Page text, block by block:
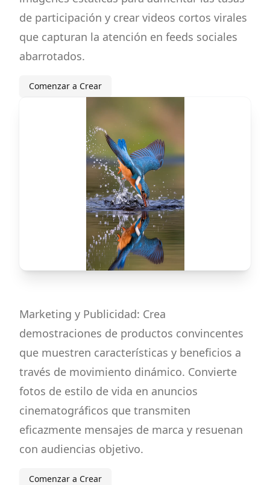
de participación y crear videos cortos virales
que capturan la atención en feeds sociales
abarrotados.
Comenzar a Crear
Marketing y Publicidad: Crea
demostraciones de productos convincentes
que muestren características y beneficios a
través de movimiento dinámico. Convierte
fotos de estilo de vida en anuncios
cinematográficos que transmiten
eficazmente mensajes de marca y resuenan
con audiencias objetivo.
Comenzar a Crear